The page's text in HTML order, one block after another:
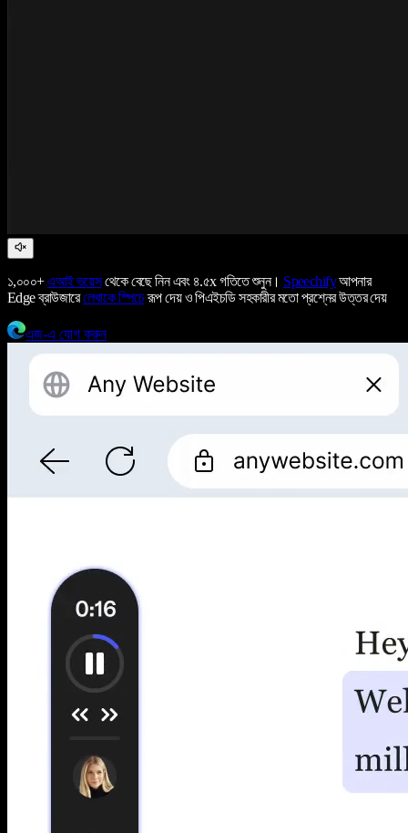
১,০০০+এআই ভয়েসথেকে বেছে নিন এবং ৪.৫x গতিতে শুনুন। Speechifyআপনার
Edge ব্রাউজারেলেখাকে স্পিচেরূপ দেয় ও পিএইচডি সহকারীর মতো প্রশ্নের উত্তর দেয়
এজ-এ যোগ করুন